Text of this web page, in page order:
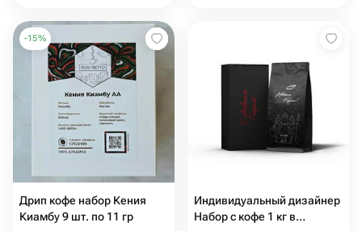
-15%
Дрип кофе набор Кения
Киамбу 9 шт. по 11 гр
Индивидуальный дизайнер
Набор с кофе 1 кг в